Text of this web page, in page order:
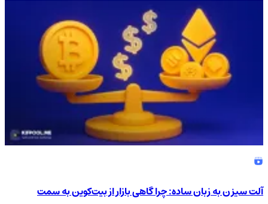
آلت سیزن به زبان ساده: چرا گاهی بازار از بیت‌کوین به سمت